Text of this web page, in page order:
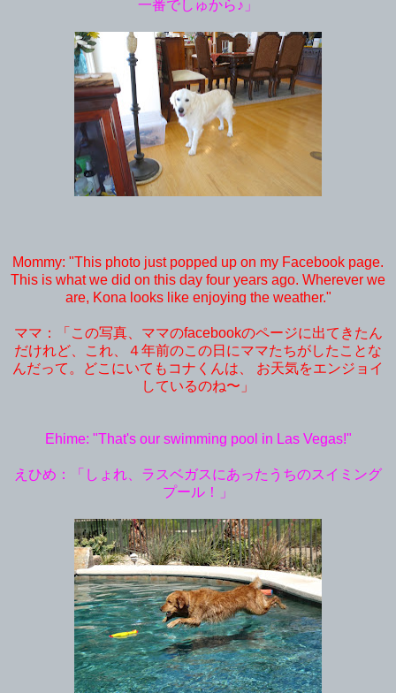
一番でしゅから♪」
Mommy: "This photo just popped up on my Facebook page.
This is what we did on this day four years ago. Wherever we
are, Kona looks like enjoying the weather."
ママ：「この写真、ママのfacebookのページに出てきたん
だけれど、これ、４年前のこの日にママたちがしたことな
んだって。どこにいてもコナくんは、 お天気をエンジョイ
しているのね〜」
Ehime: "That's our swimming pool in Las Vegas!"
えひめ：「しょれ、ラスベガスにあったうちのスイミング
プール！」